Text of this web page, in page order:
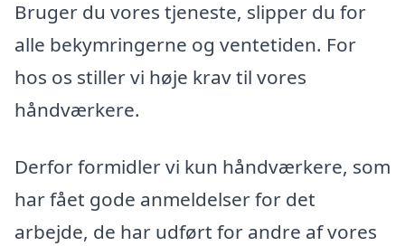
Bruger du vores tjeneste, slipper du for
alle bekymringerne og ventetiden. For
hos os stiller vi høje krav til vores
håndværkere.
Derfor formidler vi kun håndværkere, som
har fået gode anmeldelser for det
arbejde, de har udført for andre af vores